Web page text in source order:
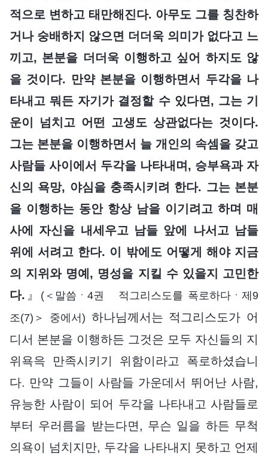
적으로 변하고 태만해진다. 아무도 그를 칭찬하
거나 숭배하지 않으면 더더욱 의미가 없다고 느
끼고, 본분을 더더욱 이행하고 싶어 하지도 않
을 것이다. 만약 본분을 이행하면서 두각을 나
타내고 뭐든 자기가 결정할 수 있다면, 그는 기
운이 넘치고 어떤 고생도 상관없다는 것이다.
그는 본분을 이행하면서 늘 개인의 속셈을 갖고
사람들 사이에서 두각을 나타내며, 승부욕과 자
신의 욕망, 야심을 충족시키려 한다. 그는 본분
을 이행하는 동안 항상 남을 이기려고 하며 매
사에 자신을 내세우고 남들 앞에 나서고 남들
위에 서려고 한다. 이 밖에도 어떻게 해야 지금
의 지위와 명예, 명성을 지킬 수 있을지 고민한
다. 』 (＜말씀ㆍ4권 적그리스도를 폭로하다ㆍ제9
조(7)＞ 중에서) 하나님께서는 적그리스도가 어
디서 본분을 이행하든 그것은 모두 자신들의 지
위욕윽 만족시키기 위함이라고 폭로하셨습니
다. 만약 그들이 사람들 가운데서 뛰어난 사람,
유능한 사람이 되어 두각을 나타내고 사람들로
부터 우러름을 받는다면, 무슨 일을 하든 무척
의욕이 넘치지만, 두각을 나타내지 못하고 언제